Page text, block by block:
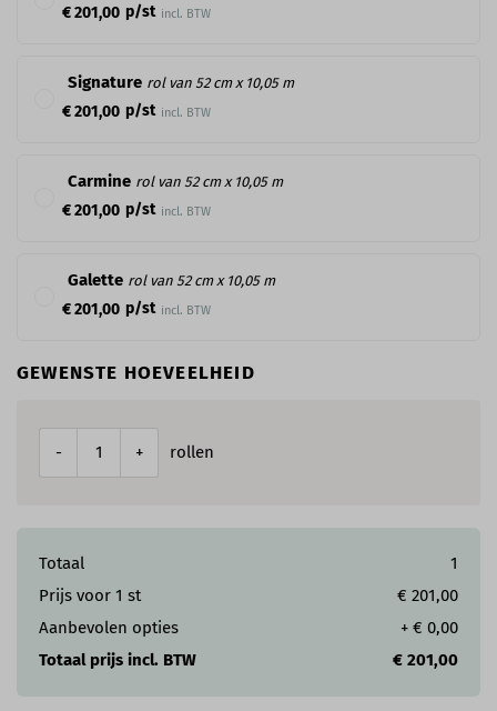
€ 201,00 p/st incl. BTW
Signature rol van 52 cm x 10,05 m
€ 201,00 p/st incl. BTW
Carmine rol van 52 cm x 10,05 m
€ 201,00 p/st incl. BTW
Galette rol van 52 cm x 10,05 m
€ 201,00 p/st incl. BTW
GEWENSTE HOEVEELHEID
- + rollen
Totaal
1
Prijs voor 1 st
€ 201,00
Aanbevolen opties
+ € 0,00
Totaal prijs incl. BTW
€ 201,00